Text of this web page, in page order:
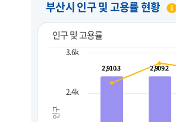
부산시 인구 및 고용률 현황
인구 및 고용률
인구
2,910.3
2,910.3 2,909.2
2,909.2
2.4k
3.6k